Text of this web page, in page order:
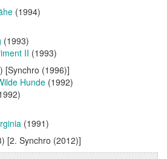
(1994)
(1993)
II (1993)
[Synchro (1996)]
Hunde (1992)
(1991)
[2. Synchro (2012)]